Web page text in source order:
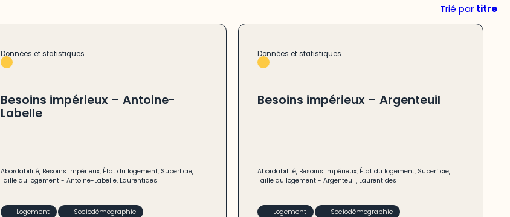
Trié par titre
Données et statistiques
Besoins impérieux – Antoine-
Labelle
Abordabilité, Besoins impérieux, État du logement, Superficie,
Taille du logement- Antoine-Labelle, Laurentides
Logement Sociodémographie
Données et statistiques
Besoins impérieux – Argenteuil
Abordabilité, Besoins impérieux, État du logement, Superficie,
Taille du logement- Argenteuil, Laurentides
Logement Sociodémographie